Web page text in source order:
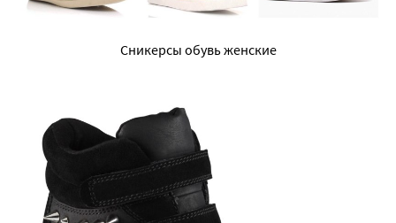
Сникерсы обувь женские